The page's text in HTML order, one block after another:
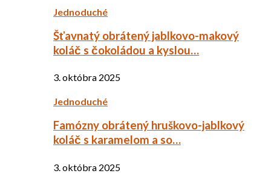
Jednoduché
Šťavnatý obrátený jablkovo-makový
koláč s čokoládou a kyslou…
3. októbra 2025
Jednoduché
Famózny obrátený hruškovo-jablkový
koláč s karamelom a so…
3. októbra 2025